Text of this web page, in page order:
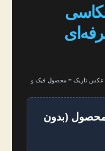
عکس تاریک = محصول فیک و
محصول (بدون